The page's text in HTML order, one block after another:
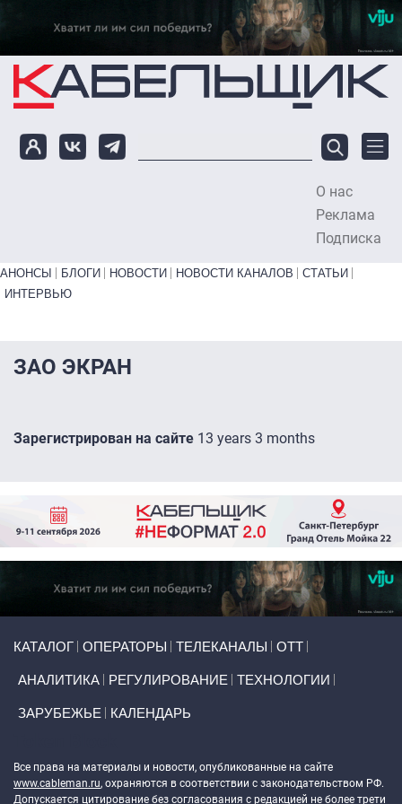
Перейти к основному содержанию
О нас
Реклама
Подписка
Primary links bottom
АНОНСЫ БЛОГИ НОВОСТИ НОВОСТИ КАНАЛОВ
СТАТЬИ
ИНТЕРВЬЮ
ЗАО ЭКРАН
Зарегистрирован на сайте 13 years 3 months
КАТАЛОГ ОПЕРАТОРЫ ТЕЛЕКАНАЛЫ ОТТ
АНАЛИТИКА РЕГУЛИРОВАНИЕ ТЕХНОЛОГИИ
ЗАРУБЕЖЬЕ КАЛЕНДАРЬ
Все права на материалы и новости, опубликованные на сайте
www.cableman.ru, охраняются в соответствии с законодательством РФ.
Допускается цитирование без согласования с редакцией не более трети